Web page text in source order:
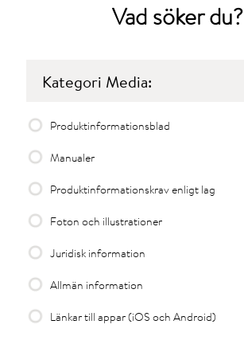
Vad söker du?
Kategori Media:
Produktinformationsblad
Manualer
Produktinformationskrav enligt lag
Foton och illustrationer
Juridisk information
Allmän information
Länkar till appar (iOS och Android)